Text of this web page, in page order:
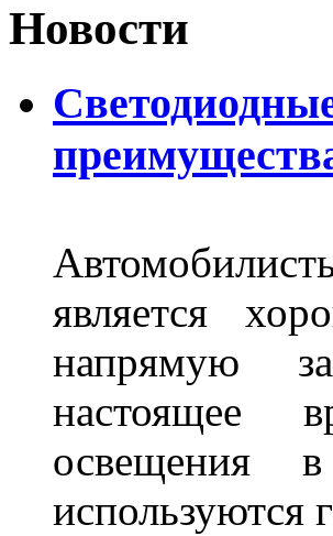
Новости
является
напрямую
настоящее
освещения
используются